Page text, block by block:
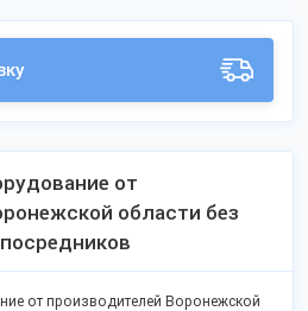
от
области без
от производителей Воронежской